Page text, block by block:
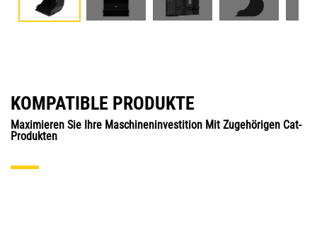
KOMPATIBLE PRODUKTE
Maximieren Sie Ihre Maschineninvestition Mit Zugehörigen Cat-
Produkten